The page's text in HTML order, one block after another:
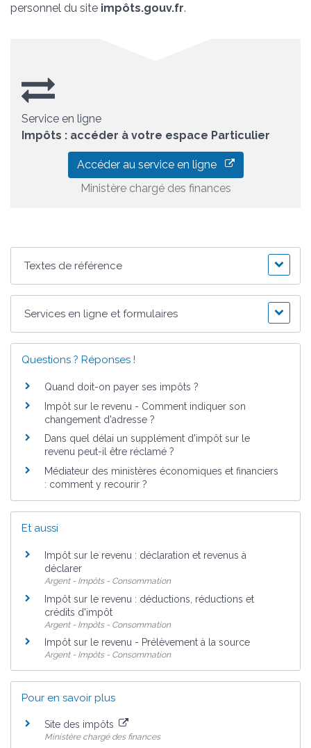
personnel du site impôts.gouv.fr.
Service en ligne
Impôts : accéder à votre espace Particulier
Accéder au service en ligne
Ministère chargé des finances
Textes de référence
Services en ligne et formulaires
Questions ? Réponses !
Quand doit-on payer ses impôts ?
Impôt sur le revenu - Comment indiquer son
changement d'adresse ?
Dans quel délai un supplément d'impôt sur le
revenu peut-il être réclamé ?
Médiateur des ministères économiques et financiers
: comment y recourir ?
Et aussi
Impôt sur le revenu : déclaration et revenus à
déclarer
Argent - Impôts - Consommation
Impôt sur le revenu : déductions, réductions et
crédits d'impôt
Argent - Impôts - Consommation
Impôt sur le revenu - Prélèvement à la source
Argent - Impôts - Consommation
Pour en savoir plus
Site des impôts
Ministère chargé des finances